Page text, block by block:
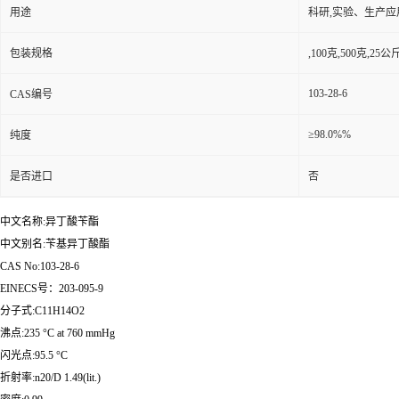
用途 科研,实验、生产应
包装规格 ,100克,500克,25公
CAS编号 103-28-6
纯度 ≥98.0%%
是否进口 否
中文名称:异丁酸苄酯
中文别名:苄基异丁酸酯
CAS No:103-28-6
EINECS号：203-095-9
分子式:C11H14O2
沸点:235 °C at 760 mmHg
闪光点:95.5 °C
折射率:n20/D 1.49(lit.)